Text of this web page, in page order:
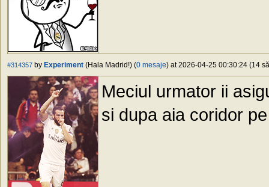
#314357 by Experiment (Hala Madrid!) (0 mesaje) at 2026-04-25 00:30:24 (14
Meciul urmator ii
si dupa aia coridor